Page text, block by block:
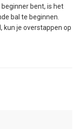
bent, is het
bal te beginnen.
kun je overstappen op